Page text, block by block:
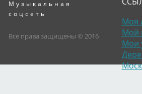
Музыкальная
соцсеть
Все права защищены © 2016
Моя
Мой
Мои